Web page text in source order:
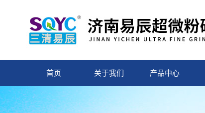
首页 关于我们 产品中心